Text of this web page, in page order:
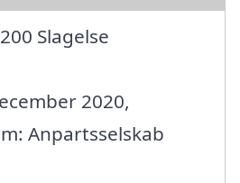
Slagelse
2020,
Anpartsselskab